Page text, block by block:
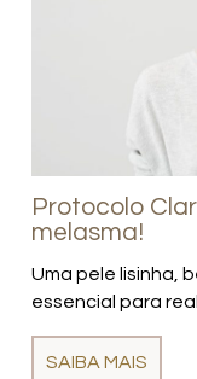
Protocolo
melasma!
Uma pele lisinha,
essencial para
SAIBA MAIS